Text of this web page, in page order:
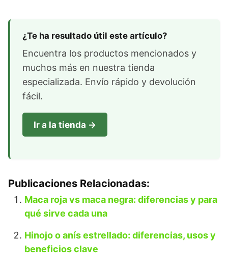
¿Te ha resultado útil este artículo?
Encuentra los productos mencionados y
muchos más en nuestra tienda
especializada. Envío rápido y devolución
fácil.
Ir a la tienda →
Publicaciones Relacionadas:
Maca roja vs maca negra: diferencias y para
qué sirve cada una
Hinojo o anís estrellado: diferencias, usos y
beneficios clave